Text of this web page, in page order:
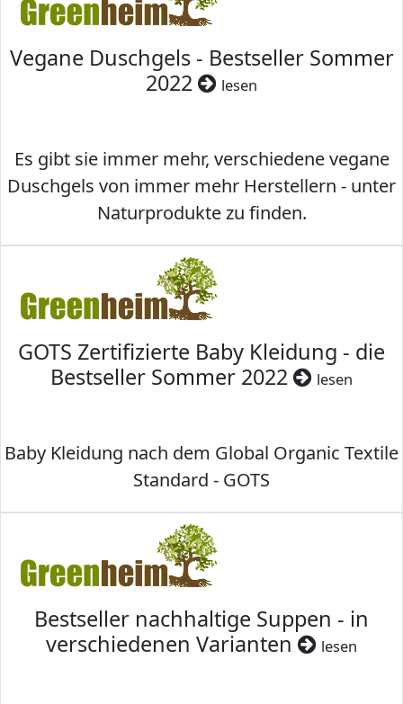
Vegane Duschgels - Bestseller Sommer
2022
lesen
Es gibt sie immer mehr, verschiedene vegane
Duschgels von immer mehr Herstellern - unter
Naturprodukte zu finden.
GOTS Zertifizierte Baby Kleidung - die
Bestseller Sommer 2022
lesen
Baby Kleidung nach dem Global Organic Textile
Standard - GOTS
Bestseller nachhaltige Suppen - in
verschiedenen Varianten
lesen